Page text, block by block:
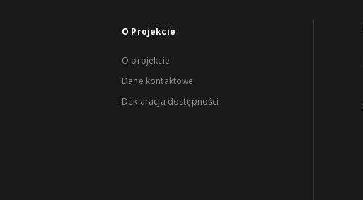
O Projekcie
O projekcie
Dane kontaktowe
Deklaracja dostępności